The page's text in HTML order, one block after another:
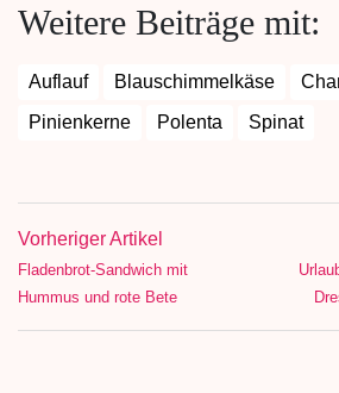
Weitere Beiträge mit:
Auflauf Blauschimmelkäse
Pinienkerne
Polenta Spinat
Vorheriger Artikel
Fladenbrot-Sandwich mit
Hummus und rote Bete